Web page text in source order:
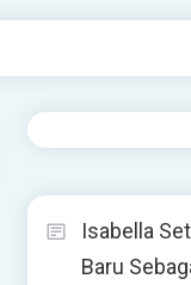
Isabella
Baru